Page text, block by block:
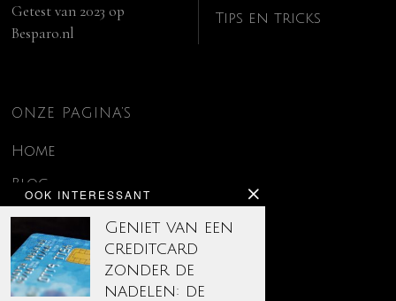
OOK INTERESSANT
Geniet van een
creditcard
zonder de
nadelen: de
Getest van 2023 op
Besparo.nl
Tips en tricks
ONZE PAGINA’S
Home
Blog
Contact
Disclaimer
Over ons